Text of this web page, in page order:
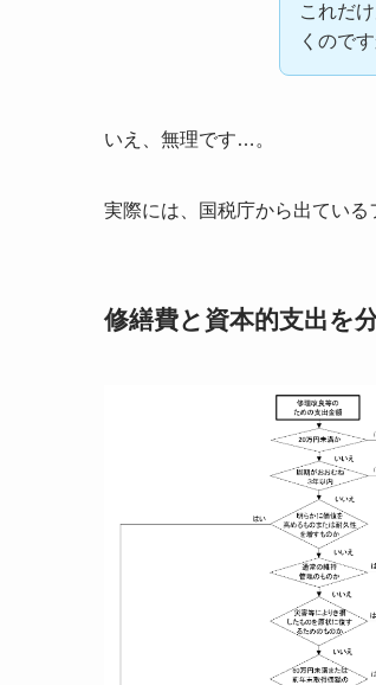
これだ
くので
いえ、無理です…。
実際には、国税庁から出ている
修繕費と資本的支出を